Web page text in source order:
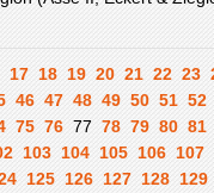
17 18 19 20 21 22 23
46 47 48 49 50 51 52
75 76 77 78 79 80 81
103 104 105 106 107
125 126 127 128 129